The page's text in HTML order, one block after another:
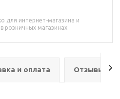
для интернет-магазина и
розничных магазинах
и оплата Отзывы о